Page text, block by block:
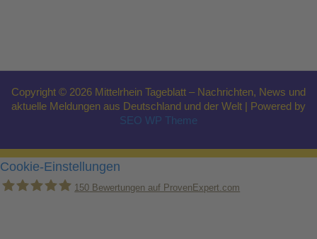
Copyright © 2026 Mittelrhein Tageblatt – Nachrichten, News und
aktuelle Meldungen aus Deutschland und der Welt | Powered by
SEO WP Theme
Cookie-Einstellungen
150 Bewertungen auf ProvenExpert.com